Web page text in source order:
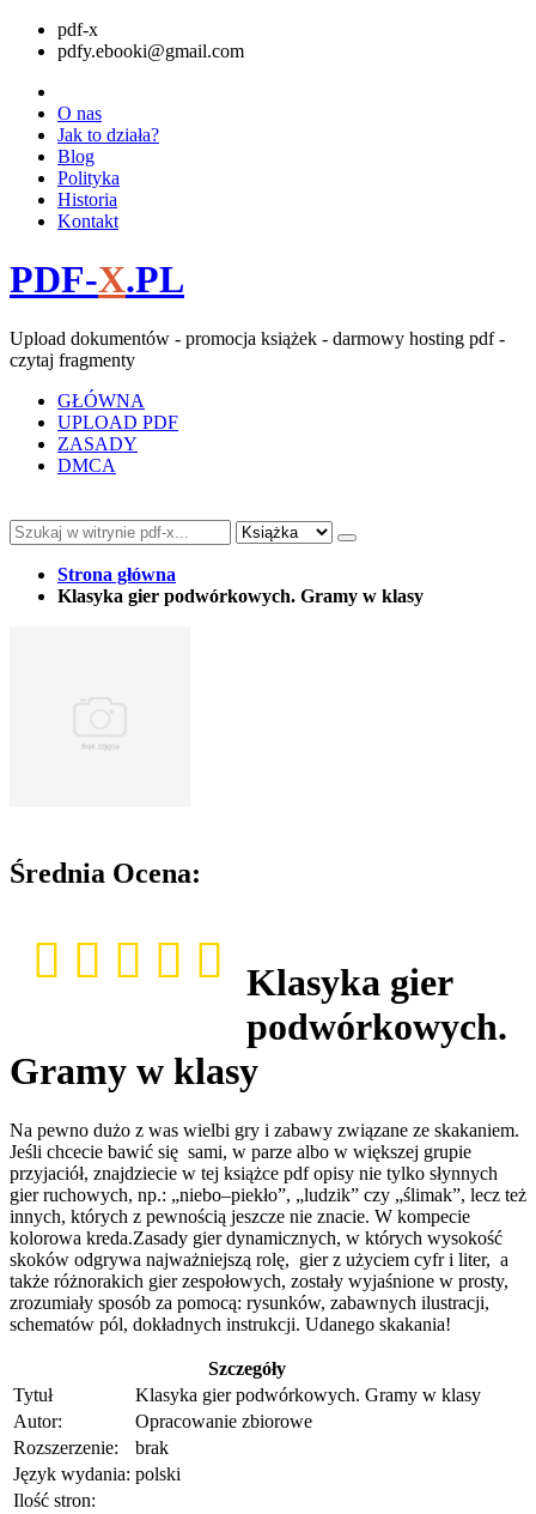
pdf-x
pdfy.ebooki@gmail.com
O nas
Jak to działa?
Blog
Polityka
Historia
Kontakt
PDF-X.PL
Upload dokumentów - promocja książek - darmowy hosting pdf -
czytaj fragmenty
GŁÓWNA
UPLOAD PDF
ZASADY
DMCA
Strona główna
Klasyka gier podwórkowych. Gramy w klasy
Średnia Ocena:
Klasyka gier
podwórkowych.
Gramy w klasy
Na pewno dużo z was wielbi gry i zabawy związane ze skakaniem.
Jeśli chcecie bawić się sami, w parze albo w większej grupie
przyjaciół, znajdziecie w tej książce pdf opisy nie tylko słynnych
gier ruchowych, np.: „niebo–piekło”, „ludzik” czy „ślimak”, lecz też
innych, których z pewnością jeszcze nie znacie. W kompecie
kolorowa kreda.Zasady gier dynamicznych, w których wysokość
skoków odgrywa najważniejszą rolę, gier z użyciem cyfr i liter, a
także różnorakich gier zespołowych, zostały wyjaśnione w prosty,
zrozumiały sposób za pomocą: rysunków, zabawnych ilustracji,
schematów pól, dokładnych instrukcji. Udanego skakania!
Szczegóły
Tytuł
Klasyka gier podwórkowych. Gramy w klasy
Autor:
Opracowanie zbiorowe
Rozszerzenie:
brak
Język wydania: polski
Ilość stron: